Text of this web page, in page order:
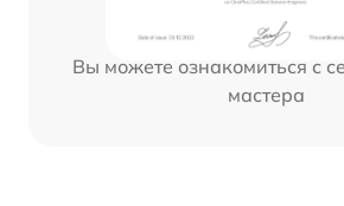
Вы можете ознакомиться с
мастера